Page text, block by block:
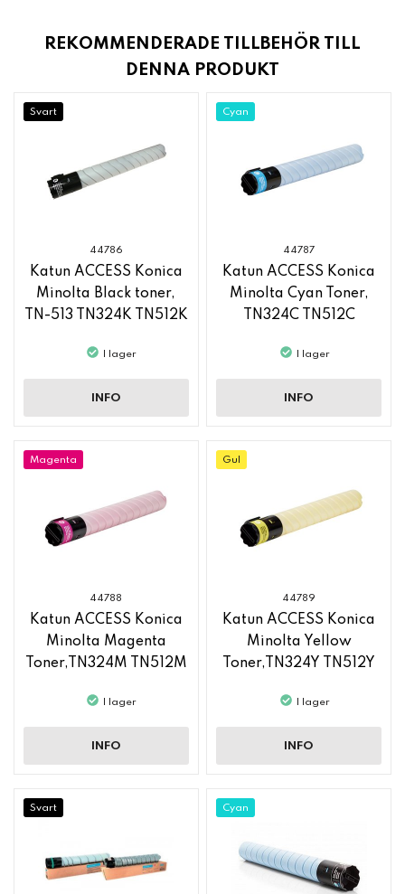
REKOMMENDERADE TILLBEHÖR TILL
DENNA PRODUKT
Svart
44786
Katun ACCESS Konica
Minolta Black toner,
TN-513 TN324K TN512K
I lager
INFO
Cyan
44787
Katun ACCESS Konica
Minolta Cyan Toner,
TN324C TN512C
I lager
INFO
Magenta
44788
Katun ACCESS Konica
Minolta Magenta
Toner,TN324M TN512M
I lager
INFO
Gul
44789
Katun ACCESS Konica
Minolta Yellow
Toner,TN324Y TN512Y
I lager
INFO
Svart Cyan